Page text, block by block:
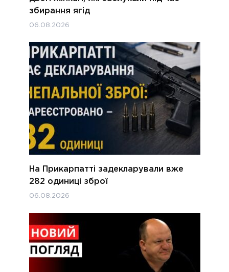
збирання ягід
06.08.2026
На Прикарпатті задекларували вже
282 одиниці зброї
06.08.2026